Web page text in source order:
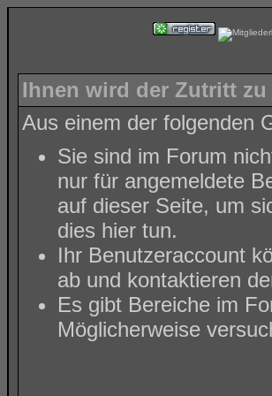
Ihnen wird der Zutritt
Aus einem der folgenden
Sie sind im Forum
nur für angemeldete
auf dieser Seite, um
dies hier tun.
Ihr Benutzeraccount
ab und kontaktieren
Es gibt Bereiche im
Möglicherweise